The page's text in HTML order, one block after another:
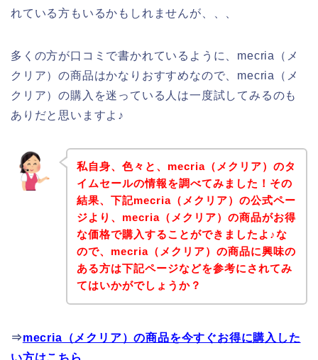
れている方もいるかもしれませんが、、、
多くの方が口コミで書かれているように、mecria（メ
クリア）の商品はかなりおすすめなので、mecria（メ
クリア）の購入を迷っている人は一度試してみるのも
ありだと思いますよ♪
私自身、色々と、mecria（メクリア）のタ
イムセールの情報を調べてみました！その
結果、下記mecria（メクリア）の公式ペー
ジより、mecria（メクリア）の商品がお得
な価格で購入することができましたよ♪な
ので、mecria（メクリア）の商品に興味の
ある方は下記ページなどを参考にされてみ
てはいかがでしょうか？
⇒mecria（メクリア）の商品を今すぐお得に購入した